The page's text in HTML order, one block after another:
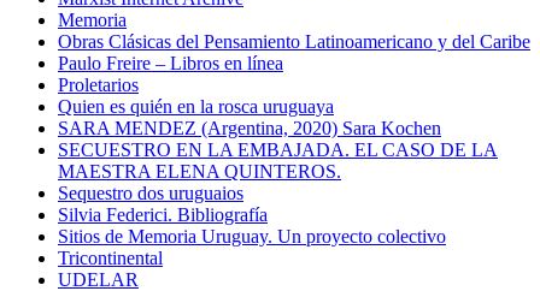
Memoria
Obras Clásicas del Pensamiento Latinoamericano y del Caribe
Paulo Freire – Libros en línea
Proletarios
Quien es quién en la rosca uruguaya
SARA MENDEZ (Argentina, 2020) Sara Kochen
SECUESTRO EN LA EMBAJADA. EL CASO DE LA
MAESTRA ELENA QUINTEROS.
Sequestro dos uruguaios
Silvia Federici. Bibliografía
Sitios de Memoria Uruguay. Un proyecto colectivo
Tricontinental
UDELAR